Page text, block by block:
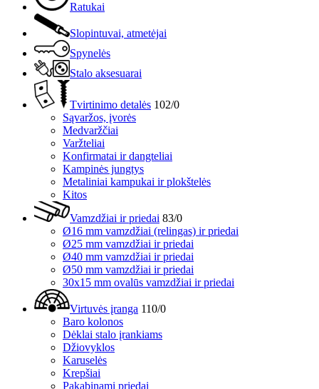
Ratukai
Slopintuvai, atmetėjai
Spynelės
Stalo aksesuarai
Tvirtinimo detalės 102/0
Sąvaržos, įvorės
Medvaržčiai
Varžteliai
Konfirmatai ir dangteliai
Kampinės jungtys
Metaliniai kampukai ir plokštelės
Kitos
Vamzdžiai ir priedai 83/0
Ø16 mm vamzdžiai (relingas) ir priedai
Ø25 mm vamzdžiai ir priedai
Ø40 mm vamzdžiai ir priedai
Ø50 mm vamzdžiai ir priedai
30x15 mm ovalūs vamzdžiai ir priedai
Virtuvės įranga 110/0
Baro kolonos
Dėklai stalo įrankiams
Džiovyklos
Karuselės
Krepšiai
Pakabinami priedai